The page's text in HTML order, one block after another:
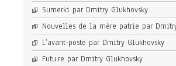
Sumerki par Dmitry Glukhovsky
Nouvelles de la mère patrie par
L’avant-poste par Dmitry Glukhovsky
Futu.re par Dmitry Glukhovsky